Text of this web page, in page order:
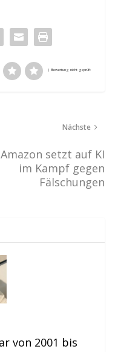
Nächste
Amazon setzt auf KI
im Kampf gegen
Fälschungen
von 2001 bis